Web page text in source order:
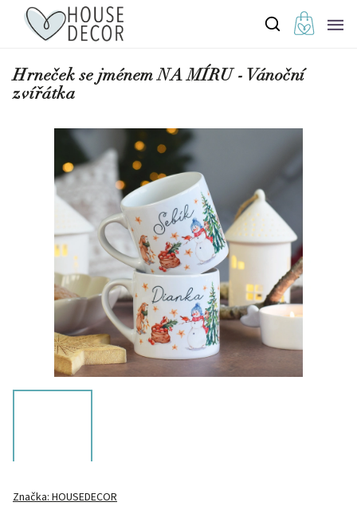
Hrneček se jménem NA MÍRU - Vánoční
zvířátka
Značka:HOUSEDECOR